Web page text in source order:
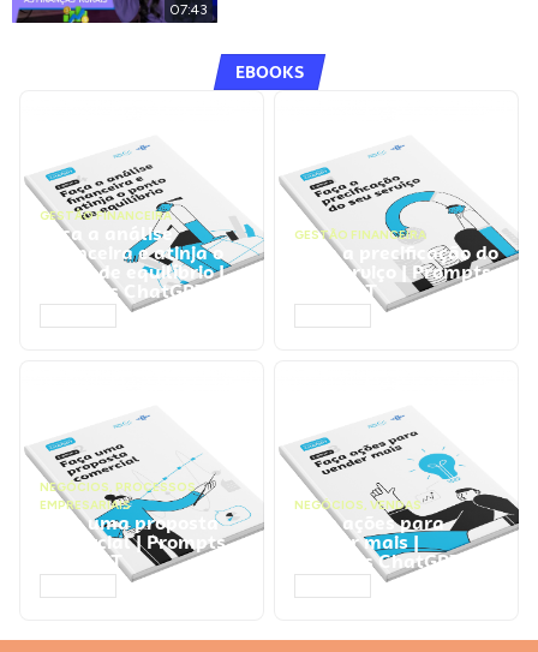
07:43
EBOOKS
GESTÃO FINANCEIRA
Faça a análise
financeira e atinja o
ponto de equilíbrio |
Prompts ChatGPT
GESTÃO FINANCEIRA
Faça a precificação do
seu serviço | Prompts
ChatGPT
NEGÓCIOS, PROCESSOS
EMPRESARIAIS
Faça uma proposta
comercial | Prompts
ChatGPT
NEGÓCIOS, VENDAS
Faça ações para
vender mais |
Prompts ChatGPT